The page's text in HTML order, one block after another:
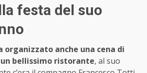
festa del suo
organizzato anche una cena di
bellissimo ristorante, al suo